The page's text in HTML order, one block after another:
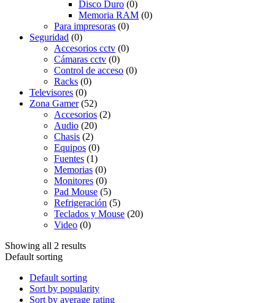
Disco Duro (0)
Memoria RAM (0)
Para impresoras (0)
Seguridad (0)
Accesorios cctv (0)
Cámaras cctv (0)
Control de acceso (0)
Racks (0)
Televisores (0)
Zona Gamer (52)
Accesorios (2)
Audio (20)
Chasis (2)
Equipos (0)
Fuentes (1)
Memorias (0)
Monitores (0)
Pad Mouse (5)
Refrigeración (5)
Teclados y Mouse (20)
Video (0)
Showing all 2 results
Default sorting
Default sorting
Sort by popularity
Sort by average rating